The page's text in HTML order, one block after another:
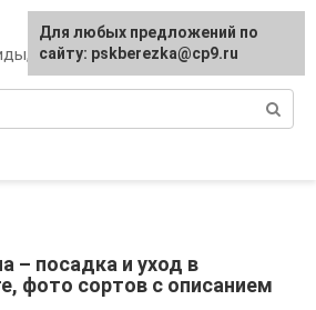
выращивание, уход
– посадка и уход в
фото сортов с описанием
Для любых предложений по
сайту: pskberezka@cp9.ru